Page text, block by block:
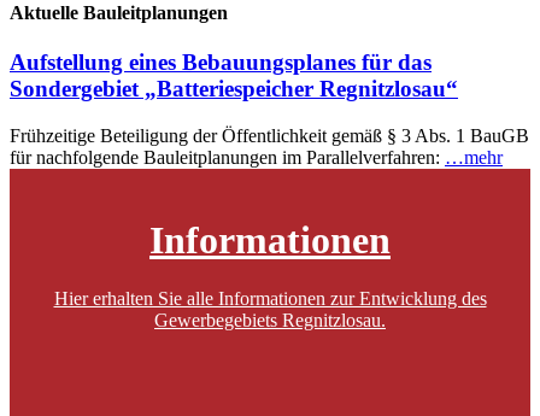
Aktuelle Bauleitplanungen
Aufstellung eines Bebauungsplanes für das
Sondergebiet „Batteriespeicher Regnitzlosau“
Frühzeitige Beteiligung der Öffentlichkeit gemäß § 3 Abs. 1 BauGB
für nachfolgende Bauleitplanungen im Parallelverfahren: …mehr
Informationen
Hier erhalten Sie alle Informationen zur Entwicklung des
Gewerbegebiets Regnitzlosau.